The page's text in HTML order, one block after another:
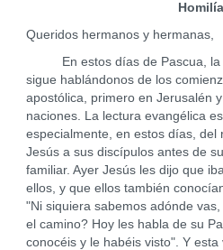
Homilía
Queridos hermanos y hermanas,
En estos días de Pascua, la
sigue hablándonos de los
apostólica, primero en Jerusalén
naciones. La lectura evangélica
especialmente, en estos días, del
Jesús a sus discípulos antes de
familiar. Ayer Jesús les dijo que
ellos, y que ellos también
"Ni siquiera sabemos adónde
el camino? Hoy les habla de su
conocéis y le habéis visto". Y